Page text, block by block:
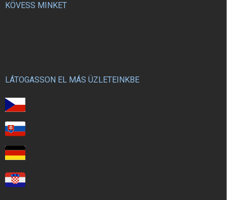
KÖVESS MINKET
LÁTOGASSON EL MÁS ÜZLETEINKBE